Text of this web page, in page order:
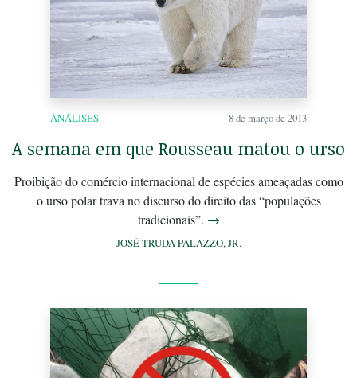
ANÁLISES 8 de março de 2013
A semana em que Rousseau matou o urso
Proibição do comércio internacional de espécies ameaçadas como
o urso polar trava no discurso do direito das “populações
tradicionais”. →
JOSÉ TRUDA PALAZZO, JR.